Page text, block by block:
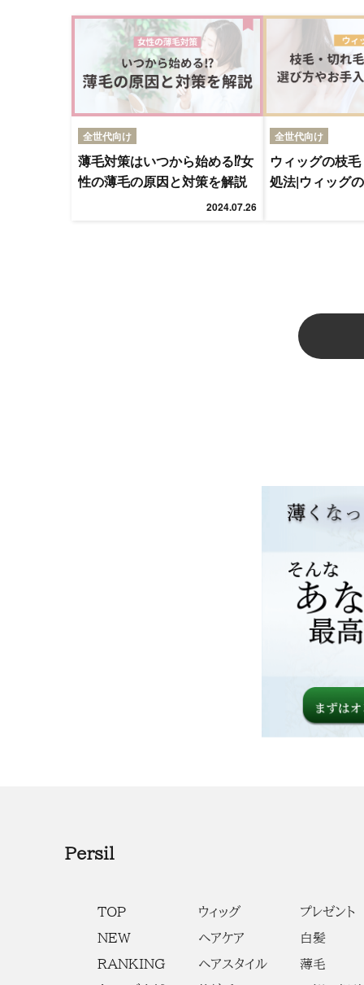
全世代向け
薄毛対策はいつから始める⁉女
性の薄毛の原因と対策を解説
2024.07.26
全世代向け
ウィッグの枝
処法|ウィッグ
Persil
TOP
NEW
RANKING
ウィッグ
ヘアケア
ヘアスタイル
プレゼント
白髪
薄毛